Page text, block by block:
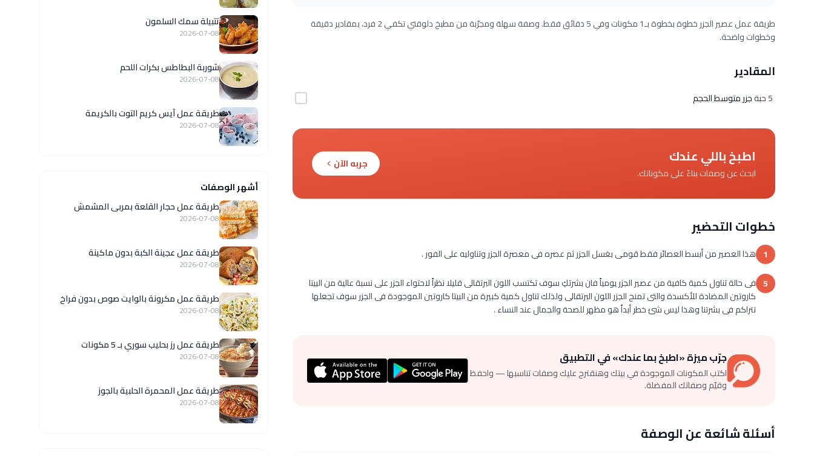
طريقة عمل عصير الجزر خطوة بخطوة بـ1 مكونات وفي 5 دقائق فقط. وصفة سهلة ومجرّبة من مطبخ دلوقتي تكفي 2 فرد، بمقادير دقيقة
وخطوات واضحة.
المقادير
5 حبة جزر متوسط الحجم
اطبخ باللي عندك
ابحث عن وصفات بناءً على مكوناتك.
جربه الآن
خطوات التحضير
1 هذا العصير من أبسط العصائر فقط قومى بغسل الجزر ثم عصره فى معصرة الجزر وتناوليه على الفور .
5 فى حالة تناول كمية كافية من عصير الجزر يومياً فان بشرتكِ سوف تكتسب اللون البرتقالى قليلا نظراً لاحتواء الجزر على نسبة عالية من البيتا
كاروتين المضادة للأكسدة والتى تمنح الجزر اللون البرتقالى ولذلك تناول كمية كبيرة من البيتا كاروتين الموجودة فى الجزر سوف تجعلها
تتراكم فى بشرتنا وهذا ليس شئ خطر أبداً هو مظهر للصحة والجمال عند النساء .
جرّب ميزة «اطبخ بما عندك» في التطبيق
اكتب المكونات الموجودة في بيتك وهنقترح عليك وصفات تناسبها — واحفظ
وقيّم وصفاتك المفضلة.
أسئلة شائعة عن الوصفة
تتبيلة سمك السلمون
2026-07-08
شوربة البطاطس بكرات اللحم
2026-07-08
طريقة عمل آيس كريم التوت بالكريمة
2026-07-08
أشهر الوصفات
طريقة عمل حجار القلعة بمربى المشمش
2026-07-08
طريقة عمل عجينة الكبة بدون ماكينة
2026-07-08
طريقة عمل مكرونة بالوايت صوص بدون فراخ
2026-07-08
طريقة عمل رز بحليب سوري بـ 5 مكونات
2026-07-08
طريقة عمل المحمرة الحلبية بالجوز
2026-07-08